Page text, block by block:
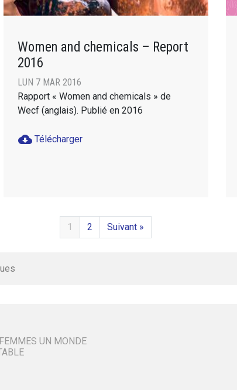
Women and chemicals – Report
2016
LUN 7 MAR 2016
Rapport « Women and chemicals » de
Wecf (anglais). Publié en 2016
cloud_download Télécharger
1 2 Suivant »
UN MONDE